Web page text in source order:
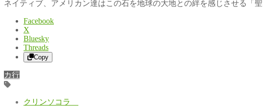
ネイティブ、アメリカン達はこの石を地球の大地との絆を感じさせる「
Facebook
X
Bluesky
Threads
Copy
カ行
クリンソコラ